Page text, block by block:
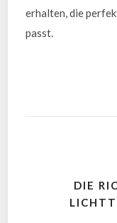
erhalten, die
passt.
DIE